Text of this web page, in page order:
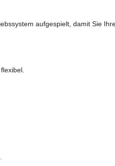
aufgespielt, damit Sie